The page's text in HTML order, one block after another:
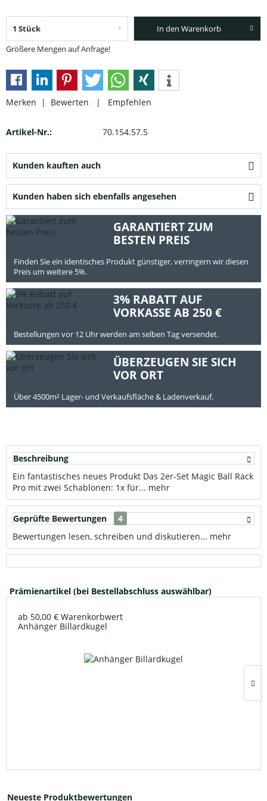
Größere Mengen auf Anfrage!
In den Warenkorb
Merken | Bewerten | Empfehlen
Artikel-Nr.: 70.154.57.5
Kunden kauften auch
Kunden haben sich ebenfalls angesehen
GARANTIERT ZUM
BESTEN PREIS
Finden Sie ein identisches Produkt günstiger, verringern wir diesen
Preis um weitere 5%.
3% RABATT AUF
VORKASSE AB 250 €
Bestellungen vor 12 Uhr werden am selben Tag versendet.
ÜBERZEUGEN SIE SICH
VOR ORT
Über 4500m² Lager- und Verkaufsfläche & Ladenverkauf.
Beschreibung
Ein fantastisches neues Produkt Das 2er-Set Magic Ball Rack
Pro mit zwei Schablonen: 1x für... mehr
Geprüfte Bewertungen
4
Bewertungen lesen, schreiben und diskutieren... mehr
Prämienartikel (bei Bestellabschluss auswählbar)
ab 50,00 € Warenkorbwert
Anhänger Billardkugel
Neueste Produktbewertungen